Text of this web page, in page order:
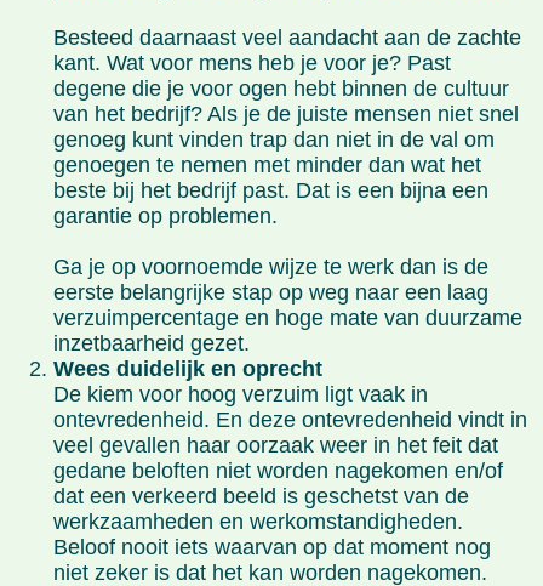
Besteed daarnaast veel aandacht aan de zachte
kant. Wat voor mens heb je voor je? Past
degene die je voor ogen hebt binnen de cultuur
van het bedrijf? Als je de juiste mensen niet snel
genoeg kunt vinden trap dan niet in de val om
genoegen te nemen met minder dan wat het
beste bij het bedrijf past. Dat is een bijna een
garantie op problemen.
Ga je op voornoemde wijze te werk dan is de
eerste belangrijke stap op weg naar een laag
verzuimpercentage en hoge mate van duurzame
inzetbaarheid gezet.
Wees duidelijk en oprecht
De kiem voor hoog verzuim ligt vaak in
ontevredenheid. En deze ontevredenheid vindt in
veel gevallen haar oorzaak weer in het feit dat
gedane beloften niet worden nagekomen en/of
dat een verkeerd beeld is geschetst van de
werkzaamheden en werkomstandigheden.
Beloof nooit iets waarvan op dat moment nog
niet zeker is dat het kan worden nagekomen.